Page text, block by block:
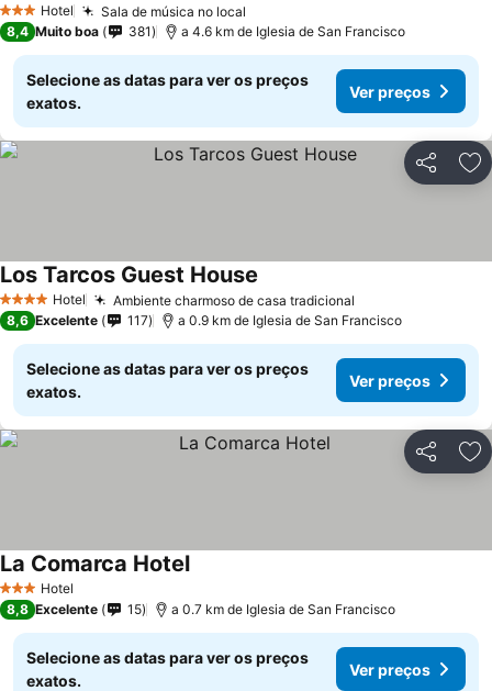
3 EstrelasHotel Sala de música no local
8,4 Muito boa 381 a 4.6 km de Iglesia de San Francisco
Selecione as datas para ver os preços
exatos.
Ver preços
Partilhar
4 EstrelasHotel Ambiente charmoso de casa tradicional
Los Tarcos Guest House
8,6 Excelente 117 a 0.9 km de Iglesia de San Francisco
Selecione as datas para ver os preços
exatos.
Ver preços
Partilhar
3 EstrelasHotel
La Comarca Hotel
8,8 Excelente 15 a 0.7 km de Iglesia de San Francisco
Selecione as datas para ver os preços
exatos.
Ver preços